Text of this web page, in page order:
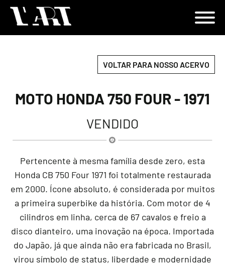
VOLTAR PARA NOSSO ACERVO
MOTO HONDA 750 FOUR - 1971
VENDIDO
Pertencente à mesma família desde zero, esta
Honda CB 750 Four 1971 foi totalmente restaurada
em 2000. Ícone absoluto, é considerada por muitos
a primeira superbike da história. Com motor de 4
cilindros em linha, cerca de 67 cavalos e freio a
disco dianteiro, uma inovação na época. Importada
do Japão, já que ainda não era fabricada no Brasil,
virou símbolo de status, liberdade e modernidade